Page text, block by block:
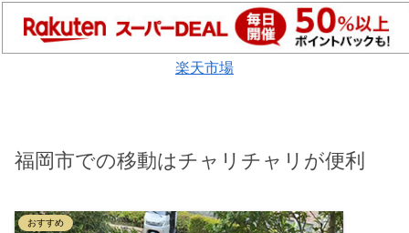
楽天市場
福岡市での移動はチャリチャリが便利
おすすめ